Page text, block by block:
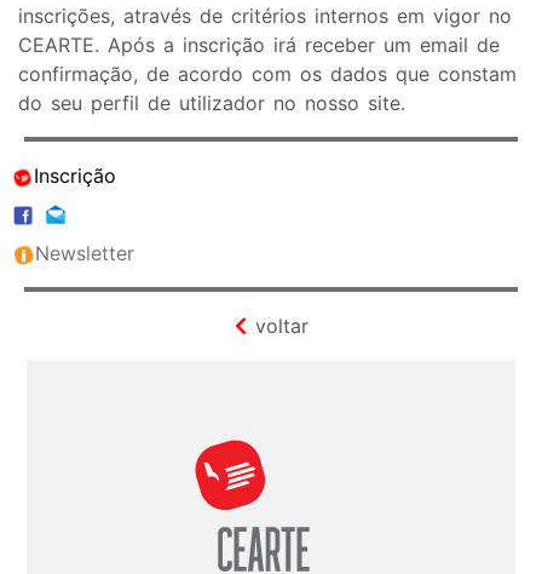
inscrições, através de critérios internos em vigor no
CEARTE. Após a inscrição irá receber um email de
confirmação, de acordo com os dados que constam
do seu perfil de utilizador no nosso site.
Inscrição
Newsletter
voltar